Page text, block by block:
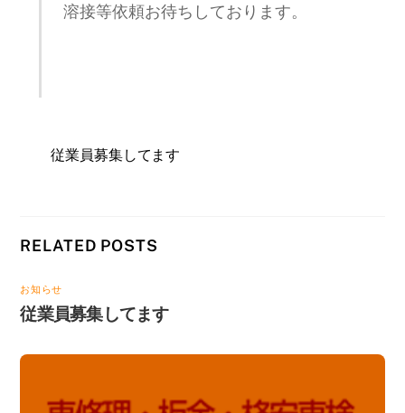
溶接等依頼お待ちしております。
従業員募集してます
RELATED POSTS
お知らせ
従業員募集してます